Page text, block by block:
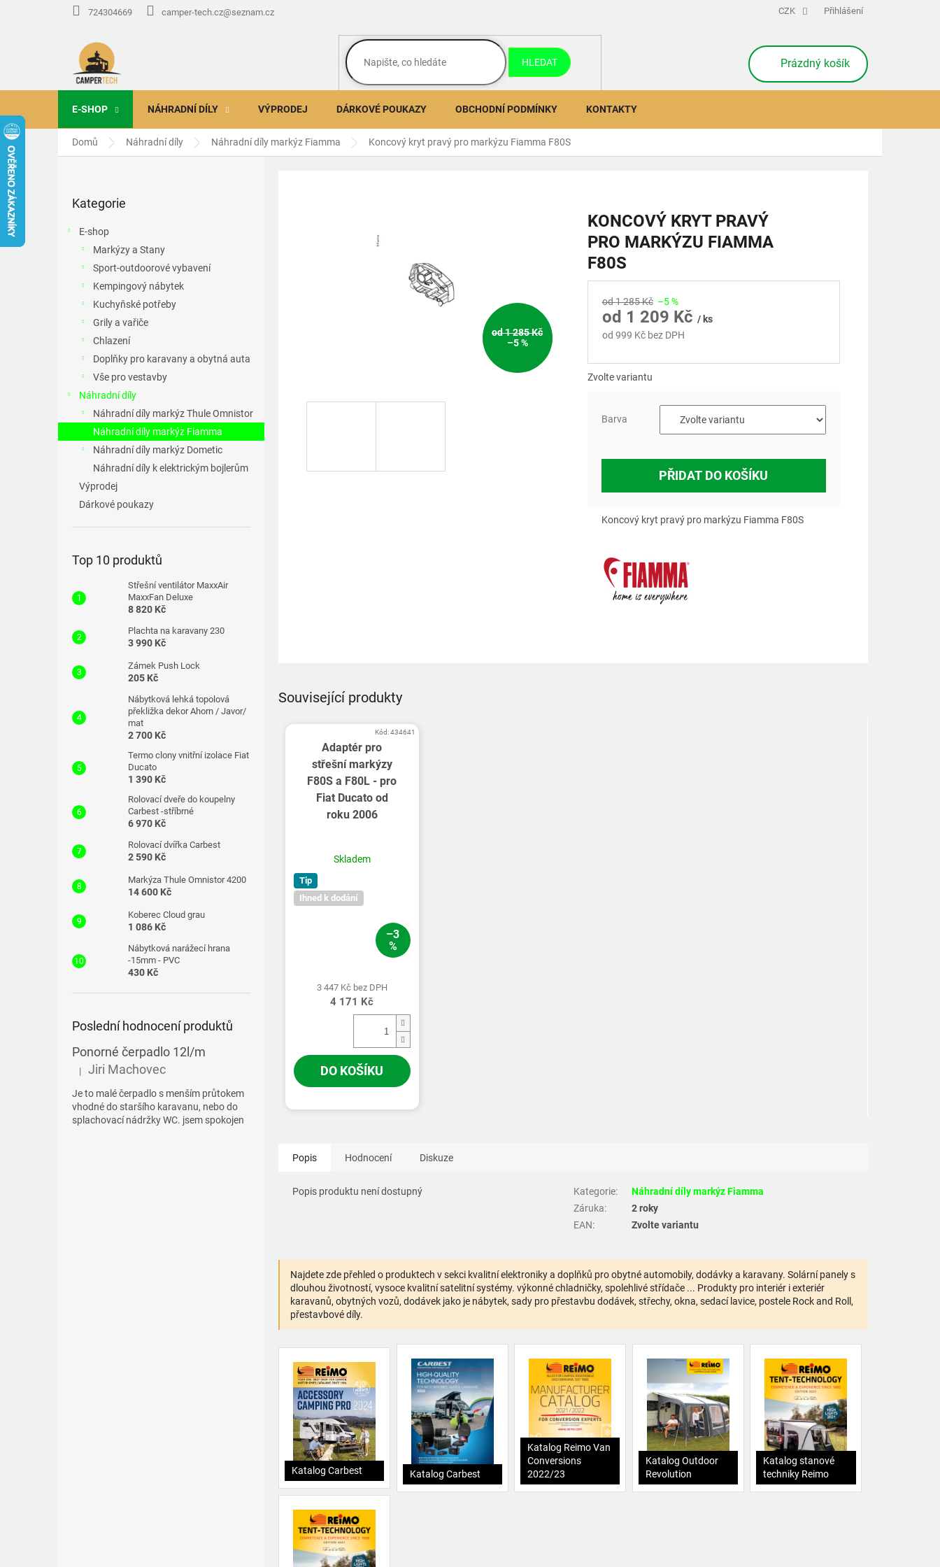
724304669 camper-tech.cz@seznam.cz CZK Přihlášení
HLEDAT
NÁKUPNÍ
KOŠÍK
Prázdný košík
E-SHOP NÁHRADNÍ DÍLY VÝPRODEJ DÁRKOVÉ POUKAZY OBCHODNÍ PODMÍNKY KONTAKTY
Domů Náhradní díly Náhradní díly markýz Fiamma Koncový kryt pravý pro markýzu Fiamma F80S
kategorie
Kategorie
E-shop
Markýzy a Stany
Sport-outdoorové vybavení
Kempingový nábytek
Kuchyňské potřeby
Grily a vařiče
Chlazení
Doplňky pro karavany a obytná auta
Vše pro vestavby
Náhradní díly
Náhradní díly markýz Thule Omnistor
Náhradní díly markýz Fiamma
Náhradní díly markýz Dometic
Náhradní díly k elektrickým bojlerům
Výprodej
Dárkové poukazy
Top 10 produktů
Střešní ventilátor MaxxAir
MaxxFan Deluxe
8 820 Kč
Plachta na karavany 230
3 990 Kč
Zámek Push Lock
205 Kč
Nábytková lehká topolová
překližka dekor Ahorn / Javor/
mat
2 700 Kč
Termo clony vnitřní izolace Fiat
Ducato
1 390 Kč
Rolovací dveře do koupelny
Carbest -stříbrné
6 970 Kč
Rolovací dvířka Carbest
2 590 Kč
Markýza Thule Omnistor 4200
14 600 Kč
Koberec Cloud grau
1 086 Kč
Nábytková narážecí hrana
-15mm - PVC
430 Kč
Poslední hodnocení produktů
Ponorné čerpadlo 12l/m
Hodnocení produktu je 5 z 5 hvězdiček.
| Jiri Machovec
Je to malé čerpadlo s menším průtokem
vhodné do staršího karavanu, nebo do
splachovací nádržky WC. jsem spokojen
od 1 285 Kč
–5 %
KONCOVÝ KRYT PRAVÝ
PRO MARKÝZU FIAMMA
F80S
od 1 285 Kč –5 %
od 1 209 Kč / ks
od 999 Kčbez DPH
Zvolte variantu
Barva
PŘIDAT DO KOŠÍKU
Koncový kryt pravý pro markýzu Fiamma F80S
Související produkty
Adaptér pro
střešní markýzy
F80S a F80L - pro
Fiat Ducato od
roku 2006
Skladem
Tip
Ihned k dodání
–3
%
3 447 Kč bez DPH
4 171 Kč
DO KOŠÍKU
Kód:434641
Popis Hodnocení Diskuze
Popis produktu není dostupný Kategorie:
Náhradní díly markýz Fiamma
Záruka:
2 roky
EAN: Zvolte variantu
Najdete zde přehled o produktech v sekci kvalitní elektroniky a doplňků pro obytné automobily, dodávky a karavany. Solární panely s
dlouhou životností, vysoce kvalitní satelitní systémy. výkonné chladničky, spolehlivé střídače ... Produkty pro interiér i exteriér
karavanů, obytných vozů, dodávek jako je nábytek, sady pro přestavbu dodávek, střechy, okna, sedací lavice, postele Rock and Roll,
přestavbové díly.
Katalog Carbest Katalog Carbest
Katalog Reimo Van
Conversions
2022/23
Katalog Outdoor
Revolution
Katalog stanové
techniky Reimo